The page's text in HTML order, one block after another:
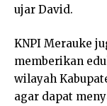
ujar David.
KNPI Merauke
memberikan
wilayah
agar dapat